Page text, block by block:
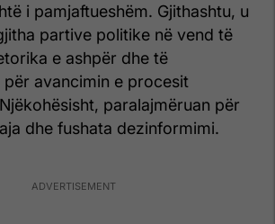
i pamjaftueshëm. Gjithashtu, u
partive politike në vend të
e ashpër dhe të
për avancimin e procesit
paralajmëruan për
dhe fushata dezinformimi.